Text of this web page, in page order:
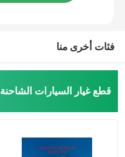
فئات أخرى منا
قطع غيار السيارات الشاحنة